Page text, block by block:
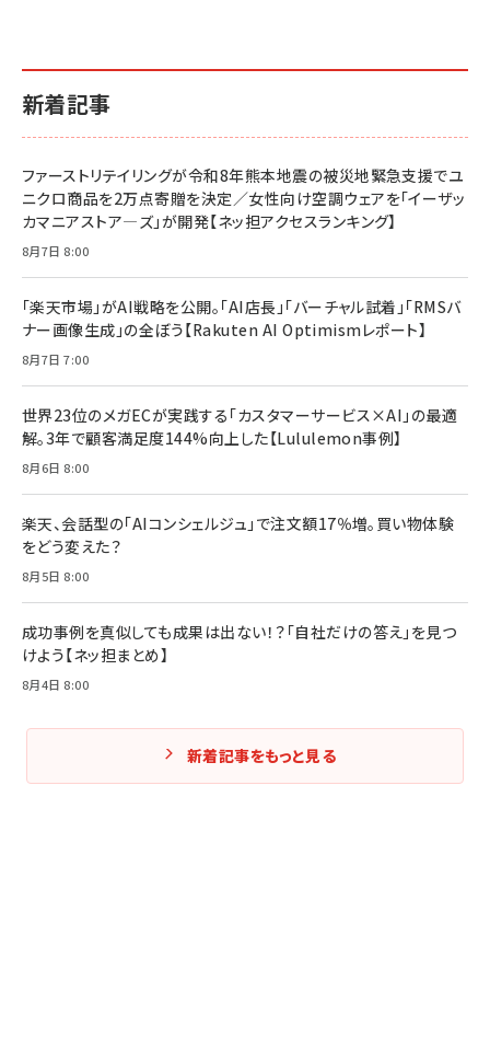
小さな会社は戦略が9割
￥1,815
マーケティングの真実 P&G・グリコで学んだ失敗
￥2,200
anan(アンアン)2026/06/24号 No.2500増刊
anan(アンアン)2026/07/08号 No.2502[2026
年後半、あなたの恋と運命／山田涼介]
￥880
ママ投資家が育休中に１億貯めた株式投資
￥1,870
￥1,980
ルな本質」
￥2,750
フィードバック経営 「沈黙の組織」から「高め合う
Amazonランキングをもっと見る
新着記事
ファーストリテイリングが令和8年熊本地震の被災地緊急支援でユ
ニクロ商品を2万点寄贈を決定／女性向け空調ウェアを「イーザッ
カマニアストア―ズ」が開発【ネッ担アクセスランキング】
8月7日 8:00
「楽天市場」がAI戦略を公開。「AI店長」「バーチャル試着」「RMSバ
ナー画像生成」の全ぼう【Rakuten AI Optimismレポート】
8月7日 7:00
世界23位のメガECが実践する「カスタマーサービス×AI」の最適
解。3年で顧客満足度144%向上した【Lululemon事例】
8月6日 8:00
楽天、会話型の「AIコンシェルジュ」で注文額17％増。買い物体験
をどう変えた？
8月5日 8:00
成功事例を真似しても成果は出ない！？「自社だけの答え」を見つ
けよう【ネッ担まとめ】
8月4日 8:00
新着記事をもっと見る